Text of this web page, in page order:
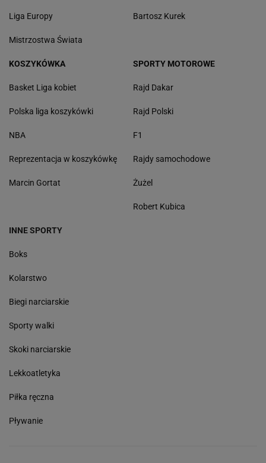
Liga Europy
Mistrzostwa Świata
Bartosz Kurek
KOSZYKÓWKA
Basket Liga kobiet
Polska liga koszykówki
NBA
Reprezentacja w koszykówkę
Marcin Gortat
SPORTY MOTOROWE
Rajd Dakar
Rajd Polski
F1
Rajdy samochodowe
Żużel
Robert Kubica
INNE SPORTY
Boks
Kolarstwo
Biegi narciarskie
Sporty walki
Skoki narciarskie
Lekkoatletyka
Piłka ręczna
Pływanie